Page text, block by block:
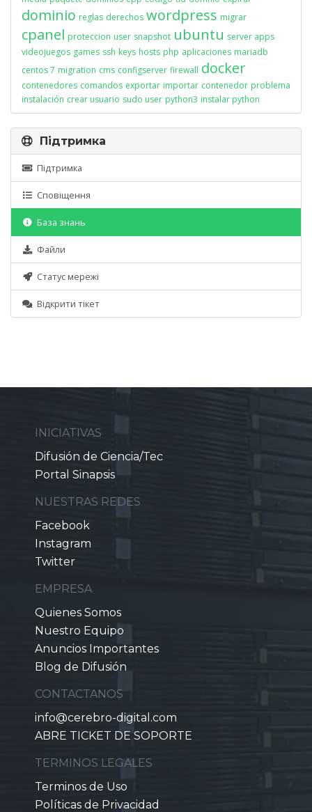
dominio reglas derechos wordpress migrar
cpanel proteccion user snapshot ubuntu server apps
videojuegos games ssh keys hosts php aplicaciones mariadb
centos 7 migration cms configserver firewall docker
contenedores comandos exportar importar contenedor problema
instalación crear usuario sudo user python3 instalar python
Підтримка
Підтримка
Сповіщення
База знань
Файли
Статус мережі
Відкрити тікет
INICIATIVAS
Difusión de Ciencia/Tec
Portal Sinapsis
NUESTRAS REDES
Facebook
Instagram
Twitter
EMPRESA
Quienes Somos
Nuestro Equipo
Anuncios Importantes
Blog de Difusión
CONTACTANOS
info@cerebro-digital.com
ABRE TICKET DE SOPORTE
TERMINOS LEGALES
Terminos de Uso
Políticas de Privacidad